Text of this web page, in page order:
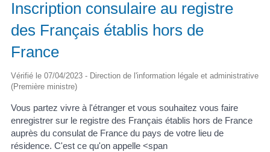
Inscription consulaire au registre
des Français établis hors de
France
Vérifié le 07/04/2023 - Direction de l'information légale et administrative
(Première ministre)
Vous partez vivre à l'étranger et vous souhaitez vous faire
enregistrer sur le registre des Français établis hors de France
auprès du consulat de France du pays de votre lieu de
résidence. C'est ce qu'on appelle <span